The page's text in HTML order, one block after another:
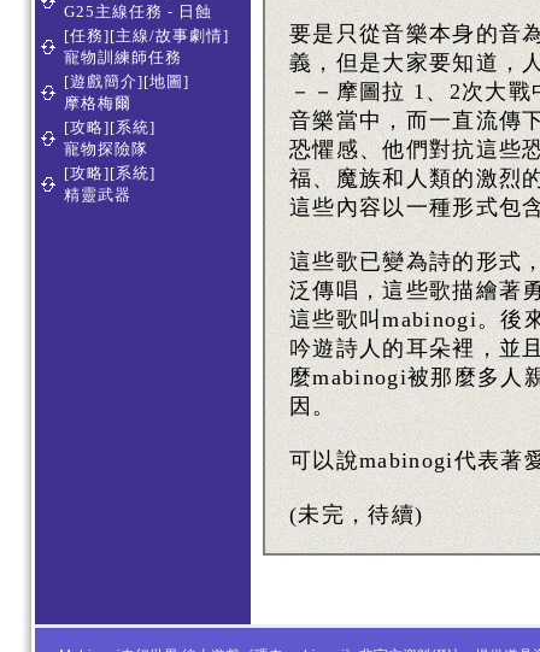
G25主線任務 - 日蝕
[任務][主線/故事劇情]
寵物訓練師任務
[遊戲簡介][地圖]
摩格梅爾
[攻略][系統]
寵物探險隊
[攻略][系統]
精靈武器
要是只從音樂本身的音
義，但是大家要知道，
－－摩圖拉 1、2次大
音樂當中，而一直流傳
恐懼感、他們對抗這些
福、魔族和人類的激烈
這些內容以一種形式包
這些歌已變為詩的形式
泛傳唱，這些歌描繪著
這些歌叫mabinogi。後
吟遊詩人的耳朵裡，並
麼mabinogi被那麼多人
因。
可以說mabinogi代表著
(未完，待續)